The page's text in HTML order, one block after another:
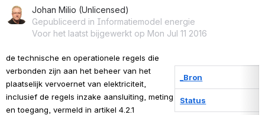
Johan Milio (Unlicensed)
Gepubliceerd in Informatiemodel energie
Voor het laatst bijgewerkt op Mon Jul 11 2016
de technische en operationele regels die
verbonden zijn aan het beheer van het
plaatselijk vervoernet van elektriciteit,
inclusief de regels inzake aansluiting, meting
en toegang, vermeld in artikel 4.2.1
_Bron
Status